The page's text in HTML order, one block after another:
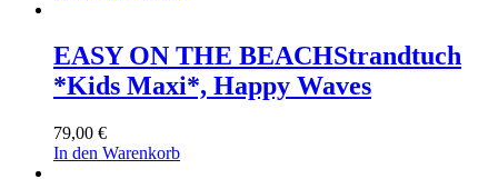
EASY ON THE BEACHStrandtuch
*Kids Maxi*, Happy Waves
79,00 €
In den Warenkorb